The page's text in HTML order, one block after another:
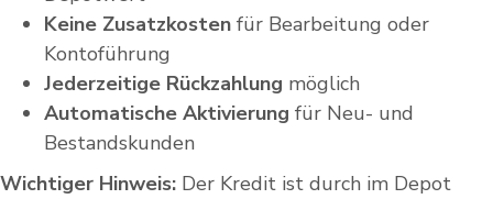
Keine Zusatzkosten für Bearbeitung oder
Kontoführung
Jederzeitige Rückzahlung möglich
Automatische Aktivierung für Neu- und
Bestandskunden
Wichtiger Hinweis: Der Kredit ist durch im Depot